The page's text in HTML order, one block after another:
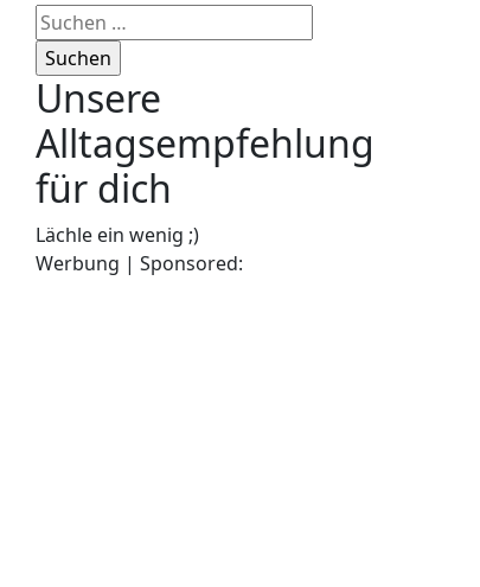
Suchen
nach:
Unsere
Alltagsempfehlung
für dich
Lächle ein wenig ;)
Werbung | Sponsored: